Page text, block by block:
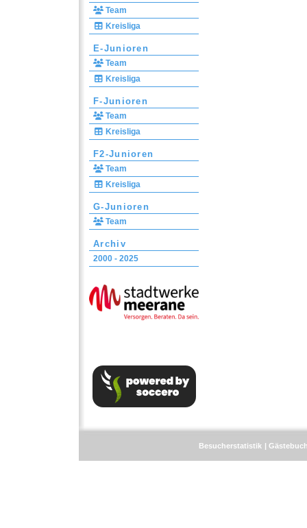
Team
Kreisliga
E-Junioren
Team
Kreisliga
F-Junioren
Team
Kreisliga
F2-Junioren
Team
Kreisliga
G-Junioren
Team
Archiv
2000 - 2025
Besucherstatistik